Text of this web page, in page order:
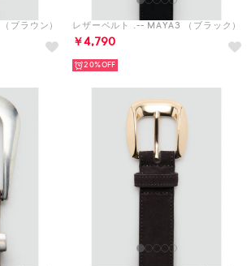
ブラウン） レザーベルト .-- MAYA3 （ブラック）
￥4,790
20%